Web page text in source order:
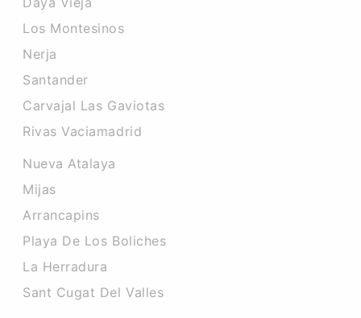
Los Montesinos
Nerja
Santander
Carvajal Las Gaviotas
Rivas Vaciamadrid
Nueva Atalaya
Mijas
Arrancapins
Playa De Los Boliches
La Herradura
Sant Cugat Del Valles